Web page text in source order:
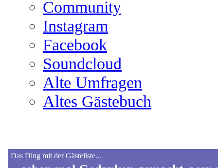
Community
Instagram
Facebook
Soundcloud
Alte Umfragen
Altes Gästebuch
Das Ding mit der Gästeliste...